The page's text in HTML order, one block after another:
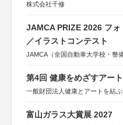
株式会社千修
JAMCA PRIZE 2026 フ
／イラストコンテスト
JAMCA（全国自動車大学校・整
第4回 健康をめざすアー
一般財団法人健康とアートを結
富山ガラス大賞展 2027